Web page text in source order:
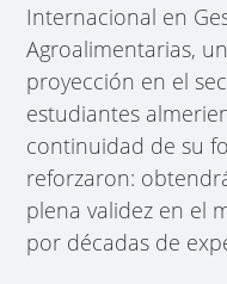
Internacional en
Agroalimentarias,
proyección en el
estudiantes
continuidad de su
reforzaron:
plena validez en el
por décadas de